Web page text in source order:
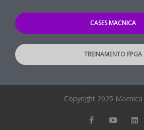
CASES MACNICA
TREINAMENTO FPGA
Copyright 2025